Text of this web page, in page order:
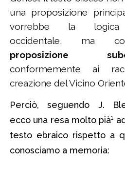
una proposizione
vorrebbe la logica
occidentale, ma
proposizione
conformemente ai
creazione del Vicino
Perciò, seguendo J.
ecco una resa molto pià¹
testo ebraico rispetto a
conosciamo a memoria: